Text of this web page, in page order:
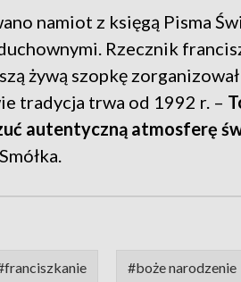
namiot z księgą Pisma
Rzecznik
żywą szopkę
tradycja trwa od 1992 r. –
autentyczną atmosferę
#boże narodzenie